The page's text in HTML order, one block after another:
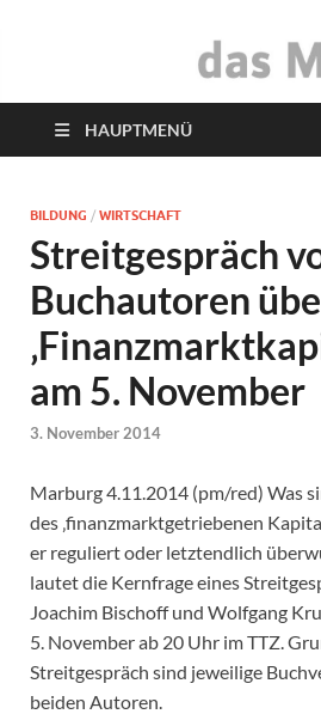
das
HAUPTMENÜ
BILDUNG / WIRTSCHAFT
Streitgespräch
Buchautoren
am 5. November
3. November 2014
Marburg 4.11.2014 (pm/red) Was
des ‚finanzmarktgetriebenen
er reguliert oder letztendlich
lautet die Kernfrage eines
Joachim Bischoff und Wolfgang
5. November ab 20 Uhr im TTZ.
Streitgespräch sind jeweilige
beiden Autoren.